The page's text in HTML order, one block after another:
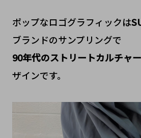
ポップなロゴグラフィックは
ブランドのサンプリングで
90年代のストリートカルチャー
ザインです。